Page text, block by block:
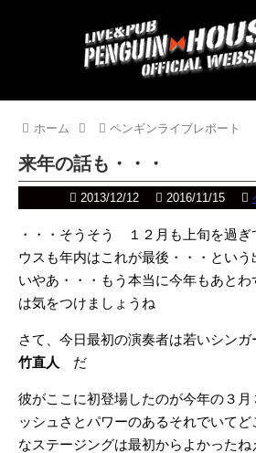
ホーム ペンギンライブレポート
来年の話も・・・
2013/12/12 2016/11/15
・・・そうそう １２月も上旬を過ぎ
ウスも年内はこれが最後・・・とい
いやあ・・・もう本当に今年もあと
は気をつけましょうね
さて、今日最初の演奏者は若いシン
竹直人
だ
彼がここに初登場したのが今年の３
ッシュさとパワーのあるそれでいてど
なステージングは最初からよかった